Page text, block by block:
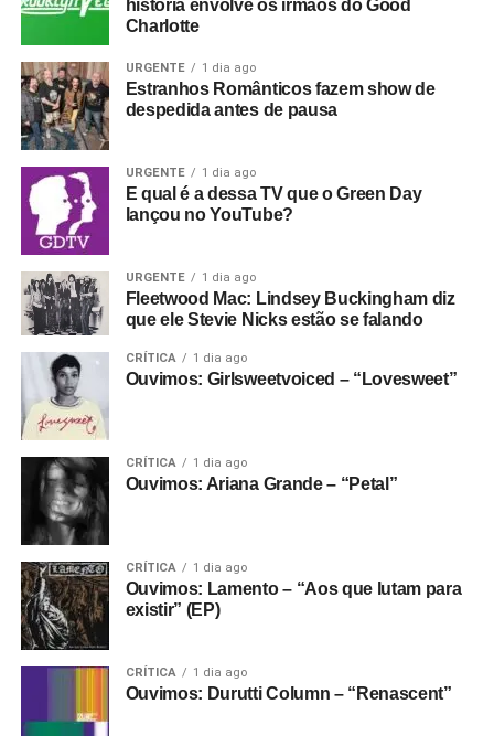
No desenho, a dupla enfrenta uma baleia gigante e
répteis enormes – tudo para assustar seus filhos. Quem
vir o filme vai ser poupado do chato Grilo Falante, que
não surge no desenho animado, mas numa determinada
hora Pinóquio conta umas mentiras e o nariz dele cresce.
Igualzinho à história original.
história envolve os irmãos do Good
Charlotte
URGENTE 1 dia ago
Estranhos Românticos fazem show de
despedida antes de pausa
URGENTE 1 dia ago
E qual é a dessa TV que o Green Day
lançou no YouTube?
URGENTE 1 dia ago
Fleetwood Mac: Lindsey Buckingham diz
que ele Stevie Nicks estão se falando
CRÍTICA 1 dia ago
Ouvimos: Girlsweetvoiced – “Lovesweet”
CRÍTICA 1 dia ago
Ouvimos: Ariana Grande – “Petal”
CRÍTICA 1 dia ago
Ouvimos: Lamento – “Aos que lutam para
existir” (EP)
CRÍTICA 1 dia ago
Ouvimos: Durutti Column – “Renascent”